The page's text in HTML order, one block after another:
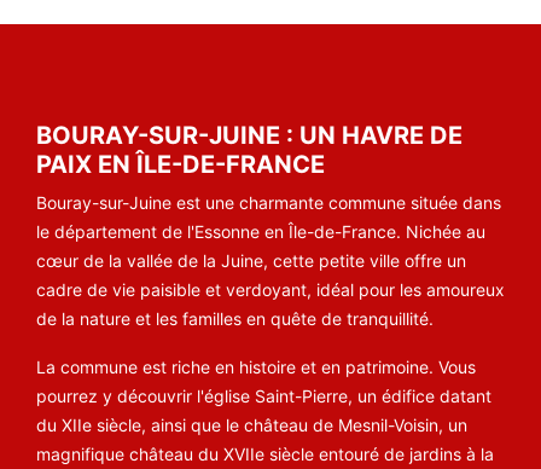
BOURAY-SUR-JUINE : UN HAVRE DE
PAIX EN ÎLE-DE-FRANCE
Bouray-sur-Juine est une charmante commune située dans
le département de l'Essonne en Île-de-France. Nichée au
cœur de la vallée de la Juine, cette petite ville offre un
cadre de vie paisible et verdoyant, idéal pour les amoureux
de la nature et les familles en quête de tranquillité.
La commune est riche en histoire et en patrimoine. Vous
pourrez y découvrir l'église Saint-Pierre, un édifice datant
du XIIe siècle, ainsi que le château de Mesnil-Voisin, un
magnifique château du XVIIe siècle entouré de jardins à la